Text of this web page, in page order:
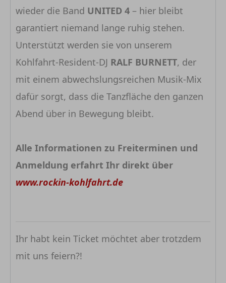
wieder die Band UNITED 4 – hier bleibt
garantiert niemand lange ruhig stehen.
Unterstützt werden sie von unserem
Kohlfahrt-Resident-DJ RALF BURNETT, der
mit einem abwechslungsreichen Musik-Mix
dafür sorgt, dass die Tanzfläche den ganzen
Abend über in Bewegung bleibt.
Alle Informationen zu Freiterminen und
Anmeldung erfahrt Ihr direkt über
www.rockin-kohlfahrt.de
Ihr habt kein Ticket möchtet aber trotzdem
mit uns feiern?!